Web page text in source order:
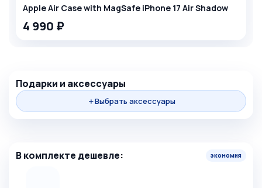
Apple Air Case with MagSafe iPhone 17 Air Shadow
4 990 ₽
Подарки и аксессуары
＋Выбрать аксессуары
В комплекте дешевле: экономия